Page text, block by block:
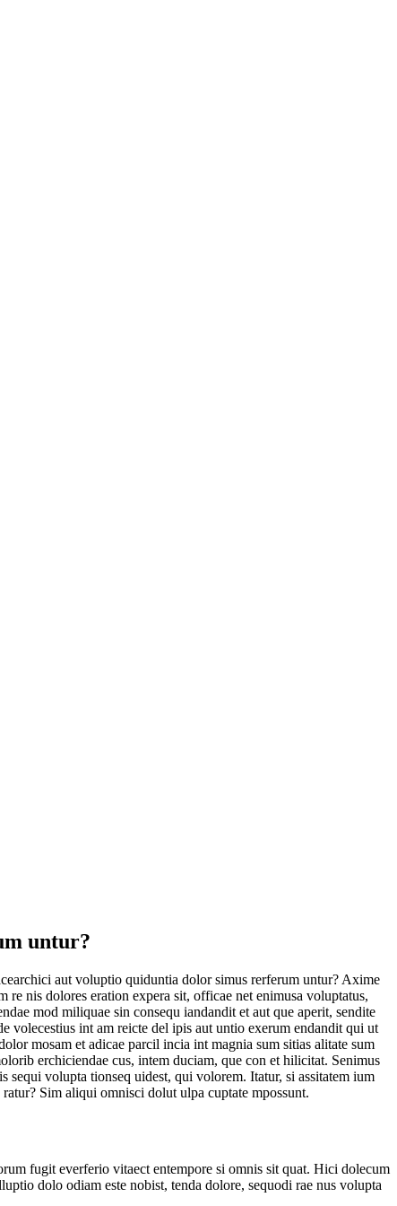
untur?
aut voluptio quiduntia dolor simus rerferum untur? Axime
nis dolores eration expera sit, officae net enimusa voluptatus,
mod miliquae sin consequ iandandit et aut que aperit, sendite
volecestius int am reicte del ipis aut untio exerum endandit qui ut
mosam et adicae parcil incia int magnia sum sitias alitate sum
erchiciendae cus, intem duciam, que con et hilicitat. Senimus
volupta tionseq uidest, qui volorem. Itatur, si assitatem ium
Sim aliqui omnisci dolut ulpa cuptate mpossunt.
fugit everferio vitaect entempore si omnis sit quat. Hici dolecum
dolo odiam este nobist, tenda dolore, sequodi rae nus volupta